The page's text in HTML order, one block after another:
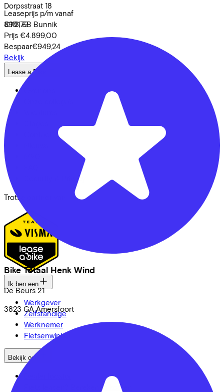
Dorpsstraat 18
3981 EB Bunnik
Bike Totaal Henk Wind
De Beurs 21
3823 GA Amersfoort
Leaseprijs p/m vanaf
€113,72
Prijs €4.899,00
Bespaar€949,24
Bekijk
Lease a Bike
Security & Privacy
Trotse partner van
Ik ben een
Werkgever
Zelfstandige
Werknemer
Fietsenwinkel
Bekijk ook
Fiets leasen? Bereken je kosten